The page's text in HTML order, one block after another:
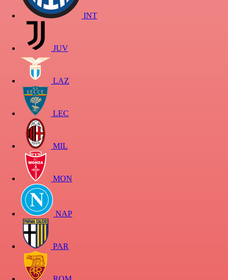
INT
JUV
LAZ
LEC
MIL
MON
NAP
PAR